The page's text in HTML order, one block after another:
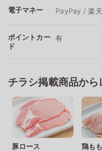
電子マネー PayPay / 楽
ポイントカー
ド
有
チラシ掲載商品か
豚ロース 鶏も